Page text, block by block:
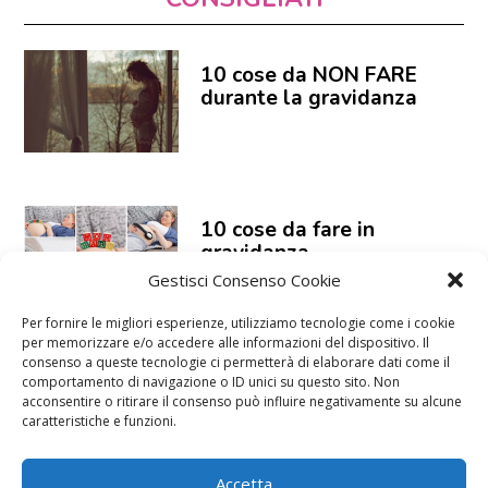
Gestisci Consenso Cookie
Per fornire le migliori esperienze, utilizziamo tecnologie come i cookie
per memorizzare e/o accedere alle informazioni del dispositivo. Il
consenso a queste tecnologie ci permetterà di elaborare dati come il
comportamento di navigazione o ID unici su questo sito. Non
acconsentire o ritirare il consenso può influire negativamente su alcune
caratteristiche e funzioni.
Accetta
10 cose da NON FARE
durante la gravidanza
10 cose da fare in
gravidanza
Acido folico: meglio